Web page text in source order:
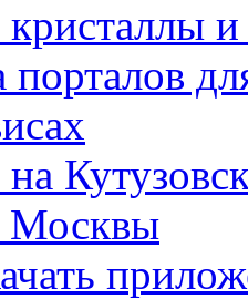
кристаллы
порталов
Москвы